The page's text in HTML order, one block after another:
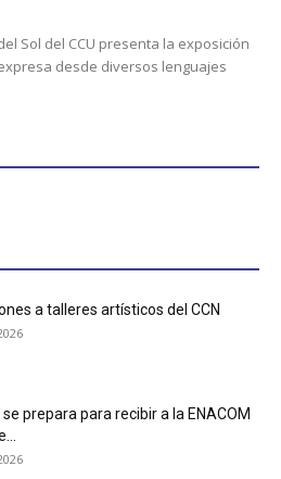
Sol del CCU presenta la exposición
desde diversos lenguajes
a talleres artísticos del CCN
se prepara para recibir a la ENACOM